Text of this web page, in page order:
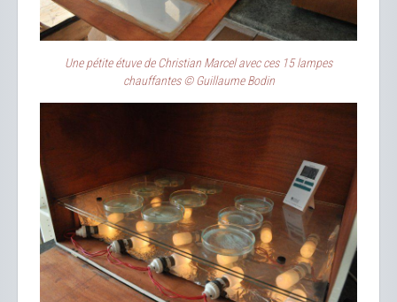
Une pétite étuve de Christian Marcel avec ces 15 lampes
chauffantes © Guillaume Bodin